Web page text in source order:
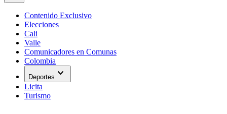
Contenido Exclusivo
Elecciones
Cali
Valle
Comunicadores en Comunas
Colombia
Deportes expand_more
Licita
Turismo